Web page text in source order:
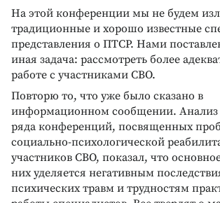
На этой конференции мы не будем
традиционные и хорошо известные
представления о ПТСР. Нами
иная задача: рассмотреть более
работе с участниками СВО.
Повторю то, что уже было сказано в
информационном сообщении. Анализ
ряда конференций, посвященных
социально-психологической
участников СВО, показал, что
них уделяется негативным
психических травм и трудностям